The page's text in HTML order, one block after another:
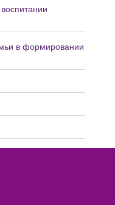
в формировании